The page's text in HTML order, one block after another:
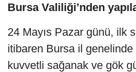
Bursa Valiliği’nden
24 Mayıs Pazar günü, ilk
itibaren Bursa il
kuvvetli sağanak ve gök